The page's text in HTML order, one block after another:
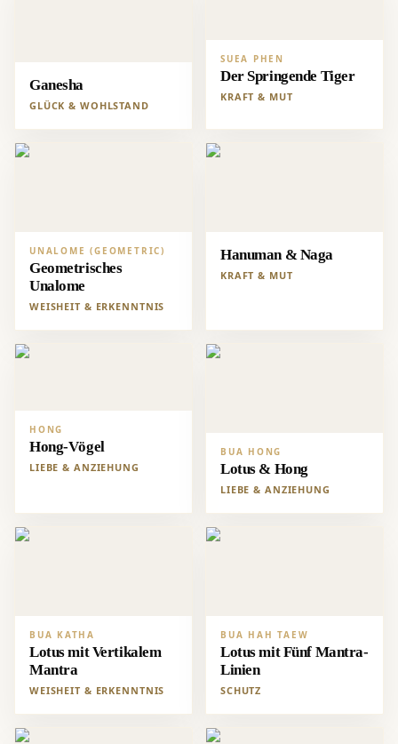
Ganesha
GLÜCK & WOHLSTAND
SUEA PHEN
Der Springende Tiger
KRAFT & MUT
UNALOME (GEOMETRIC)
Geometrisches
Unalome
WEISHEIT & ERKENNTNIS
Hanuman & Naga
KRAFT & MUT
HONG
Hong-Vögel
LIEBE & ANZIEHUNG
BUA HONG
Lotus & Hong
LIEBE & ANZIEHUNG
BUA KATHA
Lotus mit Vertikalem
Mantra
WEISHEIT & ERKENNTNIS
BUA HAH TAEW
Lotus mit Fünf Mantra-
Linien
SCHUTZ